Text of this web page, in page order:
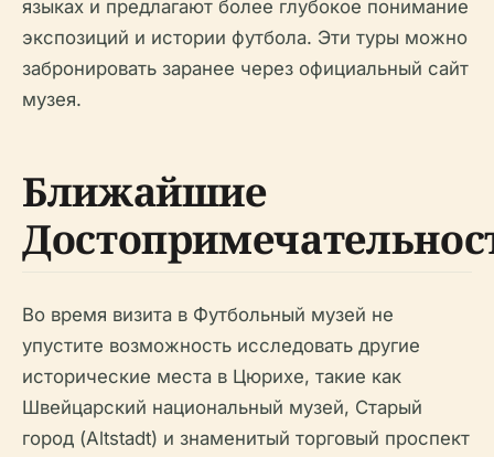
языках и предлагают более глубокое понимание
экспозиций и истории футбола. Эти туры можно
забронировать заранее через официальный сайт
музея.
Ближайшие
Во время визита в Футбольный музей не
упустите возможность исследовать другие
исторические места в Цюрихе, такие как
Швейцарский национальный музей, Старый
город (Altstadt) и знаменитый торговый проспект